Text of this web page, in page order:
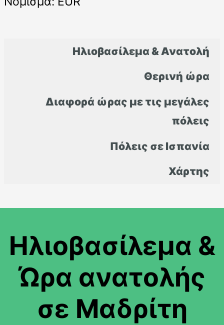
Ηλιοβασίλεμα & Ανατολή
Θερινή ώρα
Διαφορά ώρας με τις μεγάλες
πόλεις
Πόλεις σε Ισπανία
Χάρτης
Ηλιοβασίλεμα &
Ώρα ανατολής
σε Μαδρίτη